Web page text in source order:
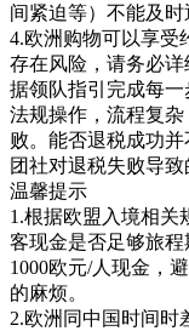
间紧迫等）不能及时
4.欧洲购物可以享受
存在风险，请务必
据领队指引完成每
法规操作，流程复
败。能否退税成功
团社对退税失败导致
温馨提示
1.根据欧盟入境相关
客现金是否足够旅
1000欧元/人现金，
的麻烦。
2.欧洲同中国时间时